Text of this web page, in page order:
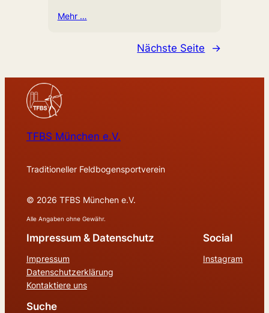
Mehr …
Nächste Seite →
TFBS München e.V.
Traditioneller Feldbogensportverein
© 2026 TFBS München e.V.
Alle Angaben ohne Gewähr.
Impressum & Datenschutz
Impressum
Datenschutzerklärung
Kontaktiere uns
Social
Instagram
Suche